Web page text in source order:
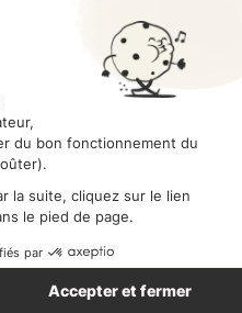
acheté en
est soumis
de snacking
immédiate.